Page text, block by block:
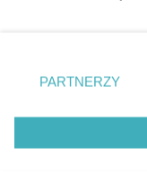
zmienić/wycofać
znajdujący się w
rodzaje
użytkownika, ale
przetwarzaniu.
PARTNERZY